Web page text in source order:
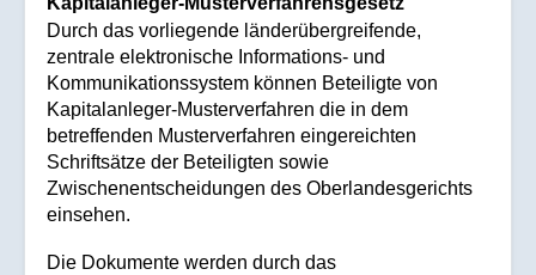
Durch das vorliegende länderübergreifende,
zentrale elektronische Informations- und
Kommunikationssystem können Beteiligte von
Kapitalanleger-Musterverfahren die in dem
betreffenden Musterverfahren eingereichten
Schriftsätze der Beteiligten sowie
Zwischenentscheidungen des Oberlandesgerichts
einsehen.
Die Dokumente werden durch das